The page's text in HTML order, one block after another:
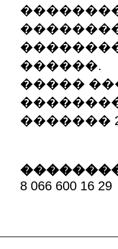
������.
�����
�������
8 066 600 16 29